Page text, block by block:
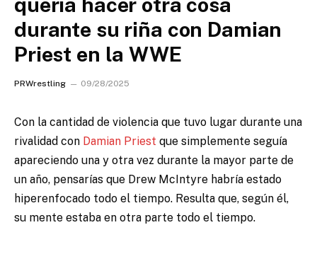
durante su riña con Damian
Priest en la WWE
PRWrestling 09/28/2025
Con la cantidad de violencia que tuvo lugar durante una
rivalidad con Damian Priest que simplemente seguía
apareciendo una y otra vez durante la mayor parte de
un año, pensarías que Drew McIntyre habría estado
hiperenfocado todo el tiempo. Resulta que, según él,
su mente estaba en otra parte todo el tiempo.